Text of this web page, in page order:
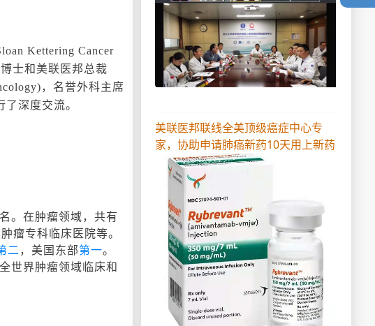
Kettering Cancer
士和美联医邦总裁
，名誉外科主席
深度交流。
。在肿瘤领域，共有
瘤专科临床医院等。
二 ，美国东部第一。
世界肿瘤领域临床和
美联医邦联线全美顶级癌症中心专
家，协助申请肺癌新药10天用上新药